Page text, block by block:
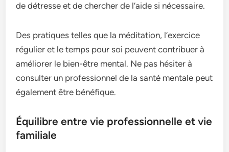
de détresse et de chercher de l’aide si nécessaire.
Des pratiques telles que la méditation, l’exercice
régulier et le temps pour soi peuvent contribuer à
améliorer le bien-être mental. Ne pas hésiter à
consulter un professionnel de la santé mentale peut
également être bénéfique.
Équilibre entre vie professionnelle et vie
familiale